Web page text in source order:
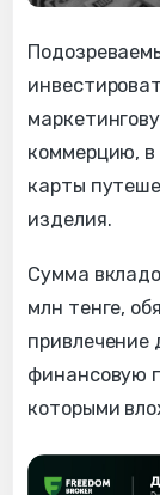
коммерцию, в
карты
изделия.
Сумма
млн тенге,
привлечение
финансовую
которыми